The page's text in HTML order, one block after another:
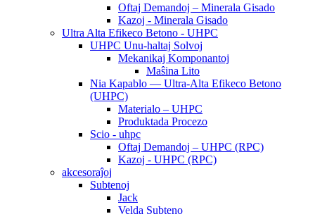
Oftaj Demandoj – Minerala Gisado
Kazoj - Minerala Gisado
Ultra Alta Efikeco Betono - UHPC
UHPC Unu-haltaj Solvoj
Mekanikaj Komponantoj
Maŝina Lito
Nia Kapablo — Ultra-Alta Efikeco Betono
(UHPC)
Materialo – UHPC
Produktada Procezo
Scio - uhpc
Oftaj Demandoj – UHPC (RPC)
Kazoj - UHPC (RPC)
akcesoraĵoj
Subtenoj
Jack
Velda Subteno